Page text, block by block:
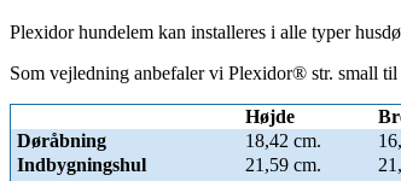
Plexidor hundelem kan installeres i alle typer
Som vejledning anbefaler vi Plexidor® str. small
Højde
Døråbning
18,42 cm.
Indbygningshul
21,59 cm.